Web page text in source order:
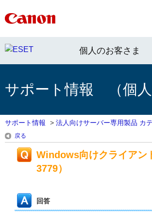
個人のお客さま
サポート情報 （個
サポート情報 > 法人向けサーバー専用製品 カ
戻る
Windows向けクライアン
3779）
回答